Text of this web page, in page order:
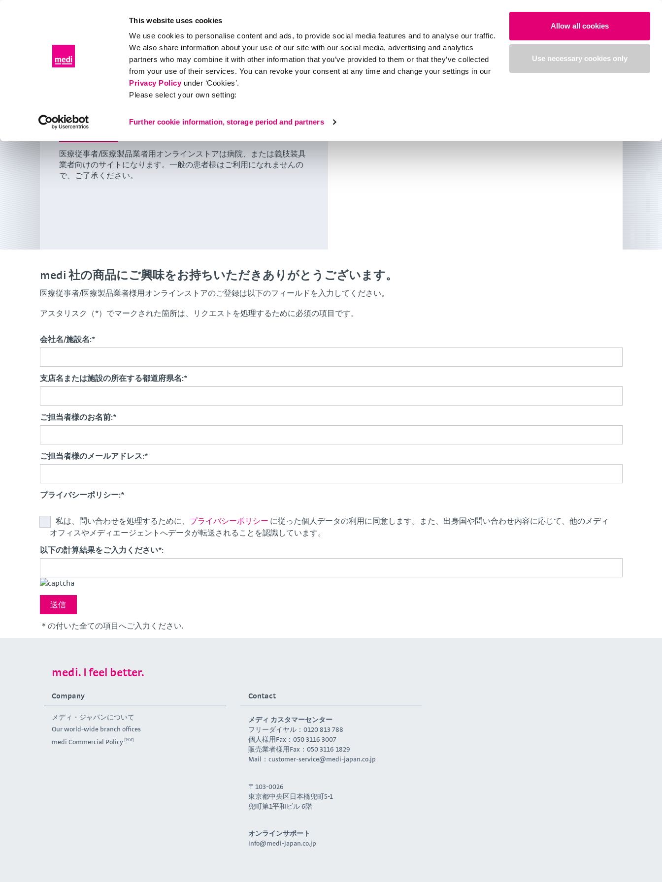
This website uses cookies
We use cookies to personalise content and ads, to provide social media features and to analyse our traffic.
We also share information about your use of our site with our social media, advertising and analytics
partners who may combine it with other information that you’ve provided to them or that they’ve collected
from your use of their services. You can revoke your consent at any time and change your settings in our
Privacy Policyunder ‘Cookies’.
Please select your own setting:
Further cookie information, storage period and partners
Allow all cookies
Use necessary cookies only
プロダクト あなたのストーリー 会社概要 75周年を迎えるmedi お問い合わせ カタログダウンロード オンラインストア
B2B Online store account registration
オンラインストアの新規ご登録
医療従事者/医療製品業者用オンラインストアは病院、または義肢装具
業者向けのサイトになります。一般の患者様はご利用になれませんの
で、ご了承ください。
medi 社の商品にご興味をお持ちいただきありがとうございます。
医療従事者/医療製品業者様用オンラインストアのご登録は以下のフィールドを入力してください。
アスタリスク（*）でマークされた箇所は、リクエストを処理するために必須の項目です。
会社名/施設名:*
支店名または施設の所在する都道府県名:*
ご担当者様のお名前:*
ご担当者様のメールアドレス:*
プライバシーポリシー:*
私は、問い合わせを処理するために、 プライバシーポリシー に従った個人データの利用に同意します。また、出身国や問い合わせ内容に応じて、他のメディ
オフィスやメディエージェントへデータが転送されることを認識しています。
以下の計算結果をご入力ください*:
＊の付いた全ての項目へご入力ください.
medi. I feel better.
Company
メディ・ジャパンについて
Our world-wide branch offices
medi Commercial Policy
Contact
メディ カスタマーセンター
フリーダイヤル：0120 813 788
個人様用Fax：050 3116 3007
販売業者様用Fax：050 3116 1829
Mail： customer-service@medi-japan.co.jp
〒103-0026
東京都中央区日本橋兜町5-1
兜町第1平和ビル 6階
オンラインサポート
info@medi-japan.co.jp